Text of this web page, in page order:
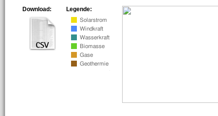
Legende:
Download: